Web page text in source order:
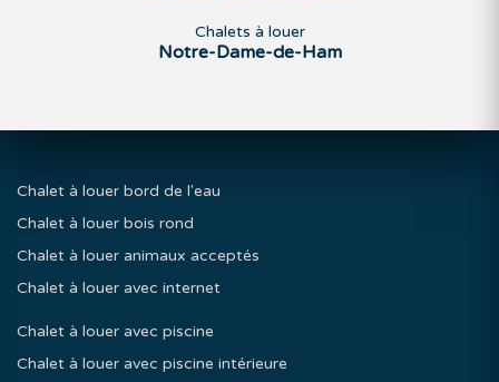
Chalets à louer
Notre-Dame-de-Ham
Chalet à louer bord de l'eau
Chalet à louer bois rond
Chalet à louer animaux acceptés
Chalet à louer avec internet
Chalet à louer avec piscine
Chalet à louer avec piscine intérieure